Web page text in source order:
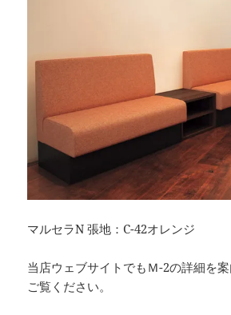
マルセラN 張地：C-42オレンジ
当店ウェブサイトでもＭ-2の詳細を
ご覧ください。